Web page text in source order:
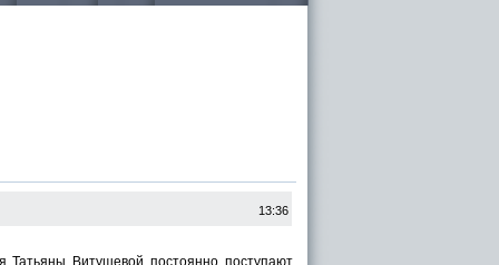
13:36
Татьяны Витушевой постоянно поступают